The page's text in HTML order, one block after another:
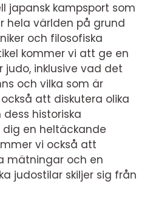
japansk kampsport som
hela världen på grund
och filosofiska
kommer vi att ge en
judo, inklusive vad det
och vilka som är
att diskutera olika
historiska
dig en heltäckande
vi också att
mätningar och en
judostilar skiljer sig från